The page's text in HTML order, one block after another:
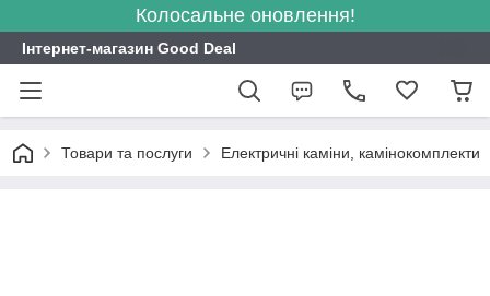
Колосальне оновлення!
Інтернет-магазин Good Deal
Товари та послуги Електричні каміни, камінокомплекти